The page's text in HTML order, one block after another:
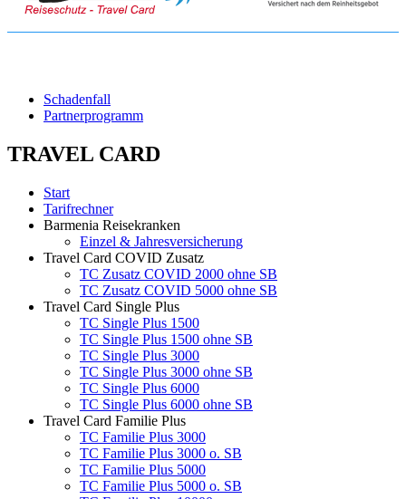
Schadenfall
Partnerprogramm
TRAVEL CARD
Start
Tarifrechner
Barmenia Reisekranken
Einzel & Jahresversicherung
Travel Card COVID Zusatz
TC Zusatz COVID 2000 ohne SB
TC Zusatz COVID 5000 ohne SB
Travel Card Single Plus
TC Single Plus 1500
TC Single Plus 1500 ohne SB
TC Single Plus 3000
TC Single Plus 3000 ohne SB
TC Single Plus 6000
TC Single Plus 6000 ohne SB
Travel Card Familie Plus
TC Familie Plus 3000
TC Familie Plus 3000 o. SB
TC Familie Plus 5000
TC Familie Plus 5000 o. SB